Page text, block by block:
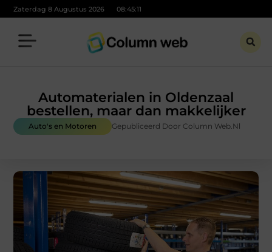
Zaterdag 8 Augustus 2026 08:45:12
Automaterialen in Oldenzaal
bestellen, maar dan makkelijker
Auto's en Motoren Gepubliceerd Door Column Web.nl